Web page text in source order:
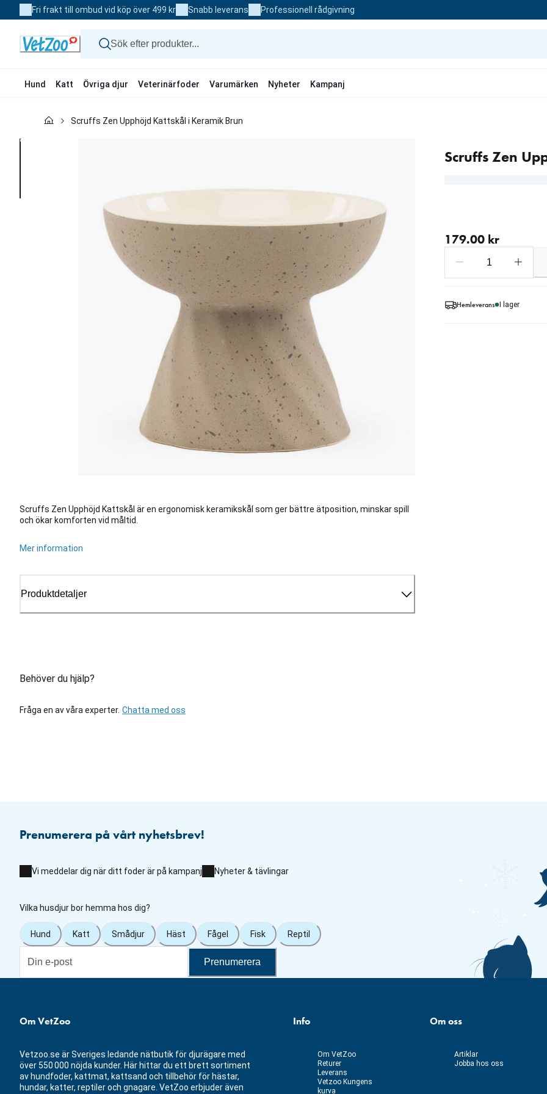
to
Fri frakt till ombud vid köp över 499 kr Snabb leverans Professionell rådgivning
Hund Katt Övriga djur Veterinärfoder Varumärken Nyheter Kampanj
Scruffs Zen Upphöjd Kattskål i Keramik Brun
Scruffs Zen
Scruffs Zen Upphöjd Kattskål är en ergonomisk keramikskål som ger bättre ätposition, minskar spill
och ökar komforten vid måltid.
Mer information
Produktdetaljer
Behöver du hjälp?
Fråga en av våra experter. Chatta med oss
179.00 kr
Hemleverans I lager
Prenumerera på vårt nyhetsbrev!
Vi meddelar dig när ditt foder är på kampanj Nyheter & tävlingar
Vilka husdjur bor hemma hos dig?
Hund Katt Smådjur Häst Fågel Fisk Reptil
Prenumerera
Om VetZoo
Vetzoo.se är Sveriges ledande nätbutik för djurägare med
över 550 000 nöjda kunder. Här hittar du ett brett sortiment
av hundfoder, kattmat, kattsand och tillbehör för hästar,
hundar, katter, reptiler och gnagare. VetZoo erbjuder även
Info
Om VetZoo
Returer
Leverans
Vetzoo Kungens
kurva
Om oss
Artiklar
Jobba hos oss